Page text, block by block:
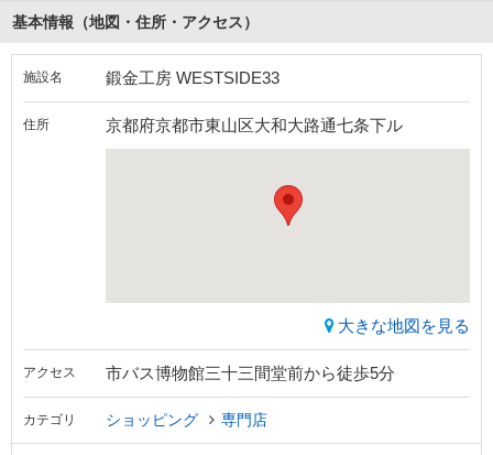
基本情報（地図・住所・アクセス）
施設名 鍛金工房 WESTSIDE33
住所 京都府京都市東山区大和大路通七条下ル
大きな地図を見る
アクセス 市バス博物館三十三間堂前から徒歩5分
カテゴリ ショッピング 専門店